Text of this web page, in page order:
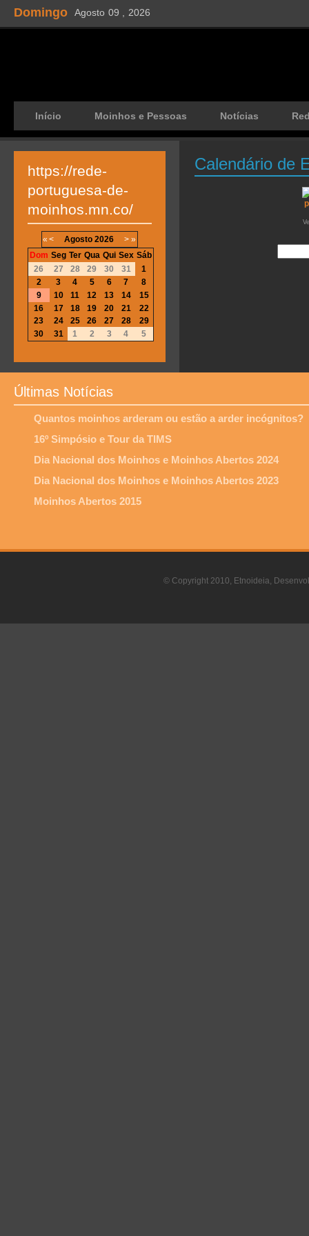
Domingo Agosto 09 , 2026
Início Moinhos e Pessoas Notícias
Calendário de
https://rede-
portuguesa-de-
moinhos.mn.co/
« < Agosto 2026 > »
Dom Seg Ter Qua Qui Sex Sáb
26
27 28 29 30 31
1
2
3 4 5 6 7
8
9
10 11 12 13 14
15
16
17 18 19 20 21
22
23
24 25 26 27 28
29
30
31 1 2 3 4 5
Últimas Notícias
Quantos moinhos arderam ou estão a arder incógnitos?
16º Simpósio e Tour da TIMS
Dia Nacional dos Moinhos e Moinhos Abertos 2024
Dia Nacional dos Moinhos e Moinhos Abertos 2023
Moinhos Abertos 2015
© Copyright 2010, Etnoideia,